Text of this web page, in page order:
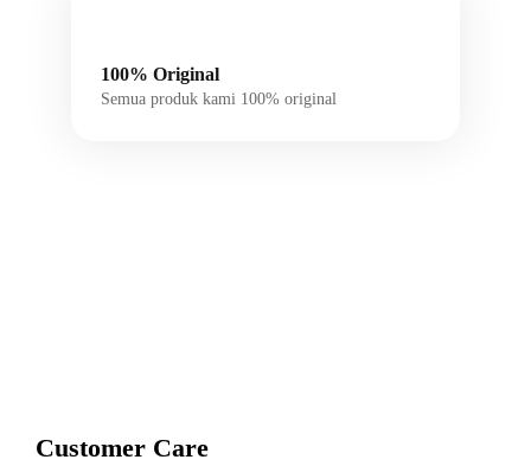
100% Original
Semua produk kami 100% original
Customer Care